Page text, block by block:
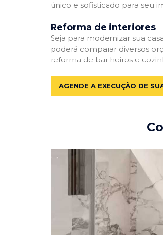
único e sofisticado para seu
Reforma de interiores
Seja para modernizar sua
poderá comparar diversos
reforma de banheiros e
AGENDE A EXECUÇÃO DE